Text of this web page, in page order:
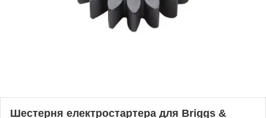
Шестерня електростартера для Briggs &